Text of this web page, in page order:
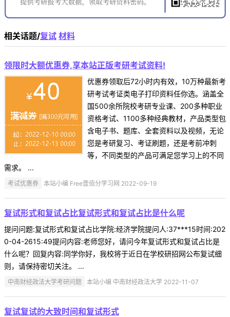
相关话题/复试 材料
领限时大额优惠券,享本站正版考研考试资料!
优惠券领取后72小时内有效，10万种最新考
研考试考证类电子打印资料任你选。涵盖全
国500余所院校考研专业课、200多种职业
资格考试、1100多种经典教材，产品类型包
含电子书、题库、全套资料以及视频，无论
您是考研复习、考证刷题，还是考前冲刺
等，不同类型的产品可满足您学习上的不同
需求。 ...
考试优惠券 本站小编 Free壹佰分学习网 2022-09-19
复试形式和复试占比复试形式和复试占比是什么呢
提问问题:复试形式和复试占比学院:经济学院提问人:37***15时间:202
0-04-2615:49提问内容:老师您好，请问今年复试形式和复试占比是
什么呢？回复内容:同学你好，我校将于近日在学校研招网公布复试细
则，请保持密切关注。 ...
中南财经政法大学考研问题 本站小编 中南财经政法大学 2022-11-07
复试复试的大致时间和复试形式